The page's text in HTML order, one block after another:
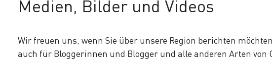
Medien, Bilder und Videos
Wir freuen uns, wenn Sie über unsere Region berichten
auch für Bloggerinnen und Blogger und alle anderen Arten von